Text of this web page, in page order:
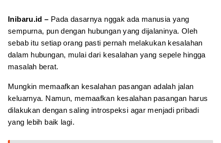
Inibaru.id – Pada dasarnya nggak ada manusia yang
sempurna, pun dengan hubungan yang dijalaninya. Oleh
sebab itu setiap orang pasti pernah melakukan kesalahan
dalam hubungan, mulai dari kesalahan yang sepele hingga
masalah berat.
Mungkin memaafkan kesalahan pasangan adalah jalan
keluarnya. Namun, memaafkan kesalahan pasangan harus
dilakukan dengan saling introspeksi agar menjadi pribadi
yang lebih baik lagi.